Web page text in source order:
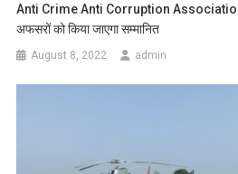
Anti Crime Anti Corruption Association
अफसरों को किया जाएगा सम्मानित
August 8, 2022 admin